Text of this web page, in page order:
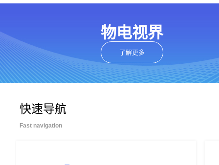
物电视界
了解更多
快速导航
Fast navigation